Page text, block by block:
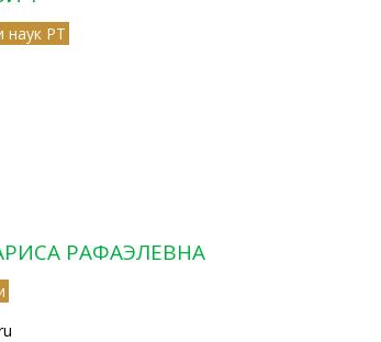
наук РТ
РАФАЭЛЕВНА